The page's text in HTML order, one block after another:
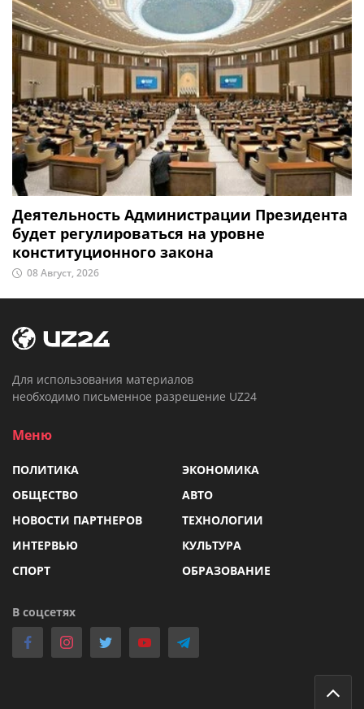
Деятельность Администрации Президента
будет регулироваться на уровне
конституционного закона
08 Август, 2026
Для использования материалов
необходимо письменное разрешение UZ24
Меню
ПОЛИТИКА
ЭКОНОМИКА
ОБЩЕСТВО
АВТО
НОВОСТИ ПАРТНЕРОВ
ТЕХНОЛОГИИ
ИНТЕРВЬЮ
КУЛЬТУРА
СПОРТ
ОБРАЗОВАНИЕ
В соцсетях